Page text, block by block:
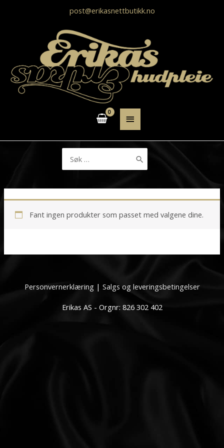
post@erikasnettbutikk.no
HOVEDMENY
etter:
Fant ingen produkter som passet med valgene dine.
Personvernerklæring| Salgs og leveringsbetingelser
Erikas AS - Orgnr: 826 302 402